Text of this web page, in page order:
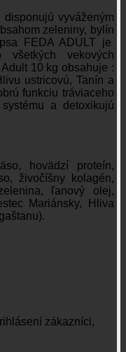
vyváženým
zeleniny, bylín
FEDA ADULT je
vekových
10 kg obsahuje :
ustricovú, Tanín a
funkciu tráviaceho
a detoxikujú
hovädzí proteín,
živočíšny kolagén,
ľanový olej,
Mariánsky, Hliva
zákazníci,